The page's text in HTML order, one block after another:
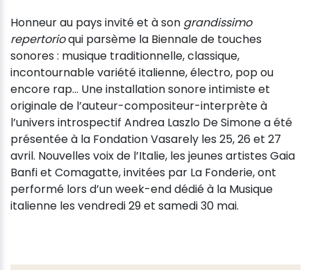
Honneur au pays invité et à son grandissimo
repertorioqui parsème la Biennale de touches
sonores : musique traditionnelle, classique,
incontournable variété italienne, électro, pop ou
encore rap... Une installation sonore intimiste et
originale de l’auteur-compositeur-interprète à
l’univers introspectif Andrea Laszlo De Simone a été
présentée à la Fondation Vasarely les 25, 26 et 27
avril. Nouvelles voix de l’Italie, les jeunes artistes Gaia
Banfi et Comagatte, invitées par La Fonderie, ont
performé lors d’un week-end dédié à la Musique
italienne les vendredi 29 et samedi 30 mai.